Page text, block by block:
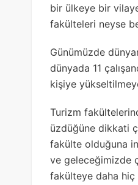
bir ülkeye bir
fakülteleri neyse
Günümüzde
dünyada 11
kişiye
Turizm
üzdüğüne dikkati
fakülte olduğuna
ve geleceğimizde
fakülteye daha hiç